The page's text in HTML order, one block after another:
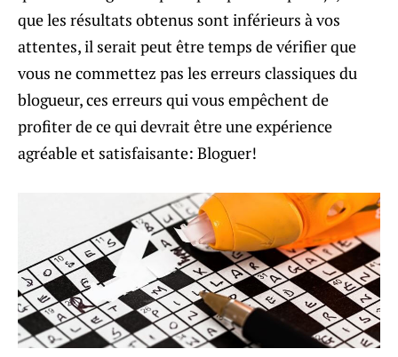
que les résultats obtenus sont inférieurs à vos
attentes, il serait peut être temps de vérifier que
vous ne commettez pas les erreurs classiques du
blogueur, ces erreurs qui vous empêchent de
profiter de ce qui devrait être une expérience
agréable et satisfaisante: Bloguer!